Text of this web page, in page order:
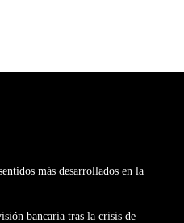
más desarrollados en la
bancaria tras la crisis de